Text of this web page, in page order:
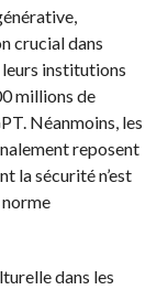
crucial dans
leurs institutions
millions de
Néanmoins, les
reposent
la sécurité n’est
norme
dans les